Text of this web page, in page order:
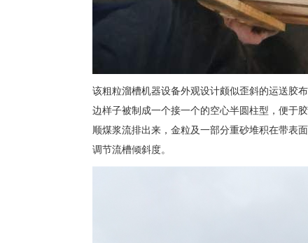
该粗粒溜槽机器设备外观设计颇似歪斜的运送胶
边样子被制成一个接一个的空心半圆柱型，便于
顺煤浆流排出来，金粒及一部分重砂堆积在带表
调节流槽倾斜度。